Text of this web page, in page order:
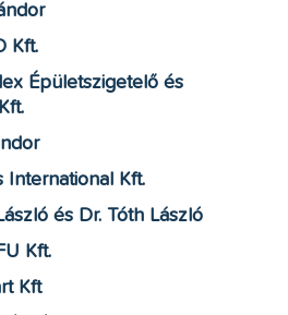
Kft.
Épületszigetelő és
International Kft.
és Dr. Tóth László
Kft.
Kft